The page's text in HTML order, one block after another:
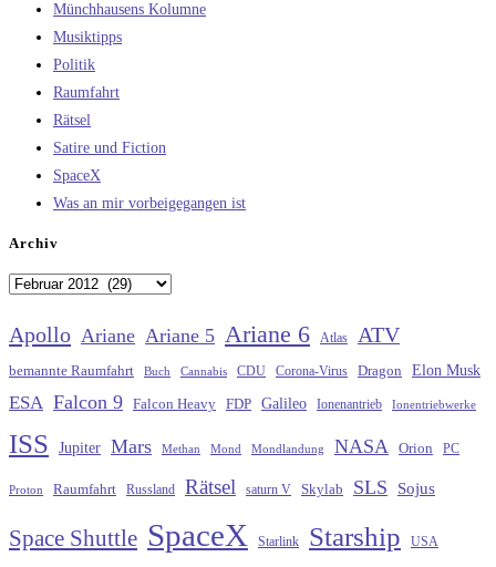
Münchhausens Kolumne
Musiktipps
Politik
Raumfahrt
Rätsel
Satire und Fiction
SpaceX
Was an mir vorbeigegangen ist
Archiv
Archiv
Apollo Ariane Ariane 5 Ariane 6 Atlas ATV
bemannte Raumfahrt Buch Cannabis CDU Corona-Virus Dragon Elon Musk
ESA Falcon 9 Falcon Heavy FDP Galileo Ionenantrieb Ionentriebwerke
ISS Jupiter Mars Methan Mond Mondlandung NASA Orion PC
Proton Raumfahrt Russland Rätsel saturn V Skylab SLS Sojus
Space Shuttle SpaceX Starlink Starship USA